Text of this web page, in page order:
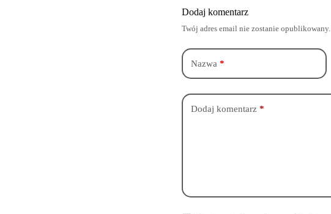
Dodaj komentarz
Twój adres email nie zostanie opublikowany.
Nazwa *
Dodaj komentarz *